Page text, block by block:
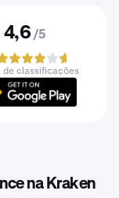
4,6 /5
de classificações
na Kraken